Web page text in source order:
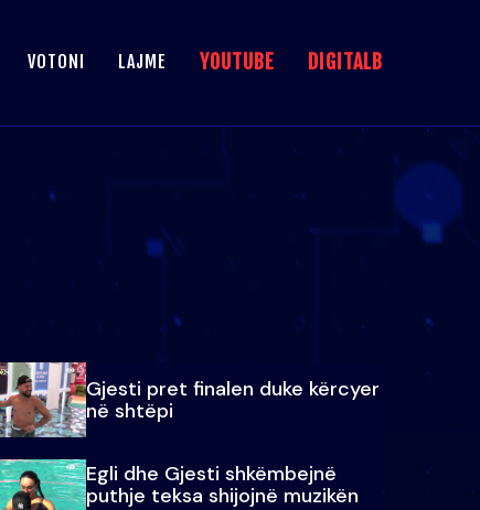
VOTONI LAJME YOUTUBE DIGITALB
Gjesti pret finalen duke kërcyer
në shtëpi
Egli dhe Gjesti shkëmbejnë
puthje teksa shijojnë muzikën